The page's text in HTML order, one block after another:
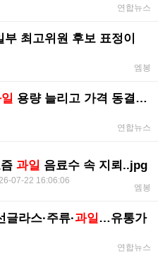
연합뉴스
최고위원 후보 표정이
엠봉
용량 늘리고 가격 동결…
연합뉴스
과일 음료수 속 지뢰..jpg
07-22 16:06:06
엠봉
라스·주류·과일 …유통가
연합뉴스